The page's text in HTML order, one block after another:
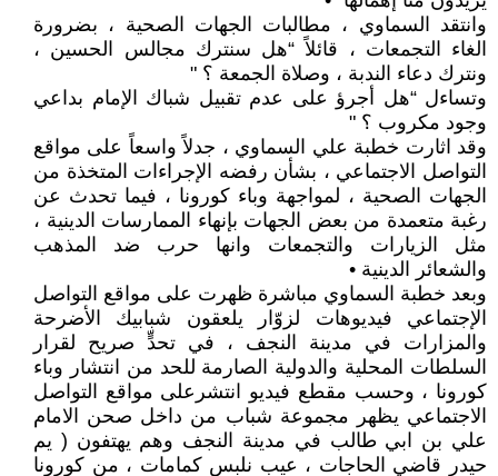
وانتقد السماوي ، مطالبات الجهات الصحية ، بضرورة
الغاء التجمعات ، قائلاً “هل سنترك مجالس الحسين ،
ونترك دعاء الندبة ، وصلاة الجمعة ؟ "
وتساءل “هل أجرؤ على عدم تقبيل شباك الإمام بداعي
وجود مكروب ؟ "
وقد اثارت خطبة علي السماوي ، جدلاً واسعاً على مواقع
التواصل الاجتماعي ، بشأن رفضه الإجراءات المتخذة من
الجهات الصحية ، لمواجهة وباء كورونا ، فيما تحدث عن
رغبة متعمدة من بعض الجهات بإنهاء الممارسات الدينية ،
مثل الزيارات والتجمعات وانها حرب ضد المذهب
والشعائر الدينية •
وبعد خطبة السماوي مباشرة ظهرت على مواقع التواصل
الإجتماعي فيديوهات لزوّار يلعقون شبابيك الأضرحة
والمزارات في مدينة النجف ، في تحدٍّ صريح لقرار
السلطات المحلية والدولية الصارمة للحد من انتشار وباء
كورونا ، وحسب مقطع فيديو انتشرعلى مواقع التواصل
الاجتماعي يظهر مجموعة شباب من داخل صحن الامام
علي بن ابي طالب في مدينة النجف وهم يهتفون ( يم
حيدر قاضي الحاجات ، عيب نلبس كمامات ، من كورونا